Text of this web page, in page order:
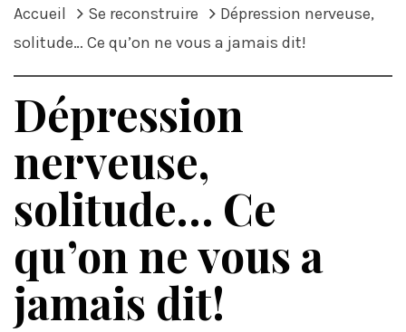
Accueil Se reconstruire
Dépression nerveuse,
solitude… Ce qu’on ne vous a jamais dit!
Dépression
nerveuse,
solitude… Ce
qu’on ne vous a
jamais dit!